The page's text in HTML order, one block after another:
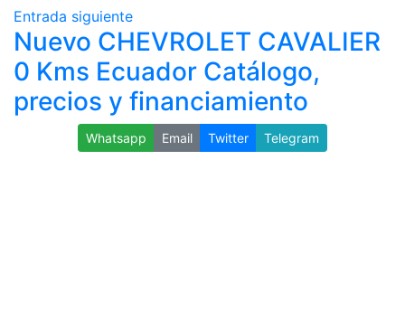
Entrada siguiente
Nuevo CHEVROLET CAVALIER
0 Kms Ecuador Catálogo,
precios y financiamiento
Whatsapp Email Twitter Telegram